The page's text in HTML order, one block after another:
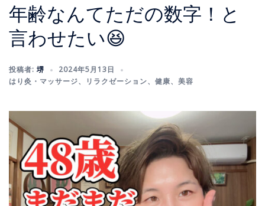
年齢なんてただの数字！と
言わせたい😆
投稿者: 堺
2024年5月13日
はり灸・マッサージ、 リラクゼーション、 健康、 美容